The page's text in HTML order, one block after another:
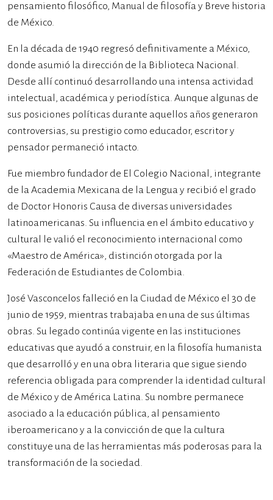
pensamiento filosófico, Manual de filosofía y Breve historia
de México.
En la década de 1940 regresó definitivamente a México,
donde asumió la dirección de la Biblioteca Nacional.
Desde allí continuó desarrollando una intensa actividad
intelectual, académica y periodística. Aunque algunas de
sus posiciones políticas durante aquellos años generaron
controversias, su prestigio como educador, escritor y
pensador permaneció intacto.
Fue miembro fundador de El Colegio Nacional, integrante
de la Academia Mexicana de la Lengua y recibió el grado
de Doctor Honoris Causa de diversas universidades
latinoamericanas. Su influencia en el ámbito educativo y
cultural le valió el reconocimiento internacional como
«Maestro de América», distinción otorgada por la
Federación de Estudiantes de Colombia.
José Vasconcelos falleció en la Ciudad de México el 30 de
junio de 1959, mientras trabajaba en una de sus últimas
obras. Su legado continúa vigente en las instituciones
educativas que ayudó a construir, en la filosofía humanista
que desarrolló y en una obra literaria que sigue siendo
referencia obligada para comprender la identidad cultural
de México y de América Latina. Su nombre permanece
asociado a la educación pública, al pensamiento
iberoamericano y a la convicción de que la cultura
constituye una de las herramientas más poderosas para la
transformación de la sociedad.